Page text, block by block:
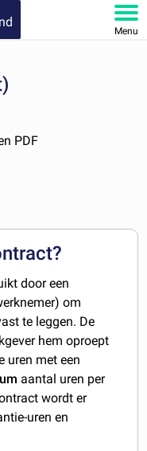
Menu
PDF
door een
om
te leggen. De
hem oproept
uren met een
aantal uren per
wordt er
uren en